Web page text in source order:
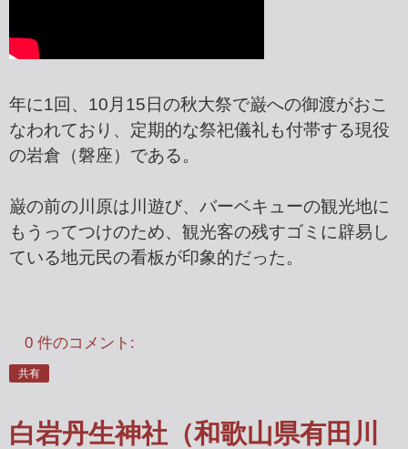
年に1回、10月15日の秋大祭で巌への御渡がおこ
なわれており、定期的な祭祀儀礼も付帯する現役
の岩倉（磐座）である。
巌の前の川原は川遊び、バーベキューの観光地に
もうってつけのため、観光客の残すゴミに辟易し
ている地元民の看板が印象的だった。
0 件のコメント:
共有
白岩丹生神社（和歌山県有田川